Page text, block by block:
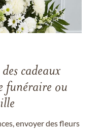
cadeaux
funéraire ou
envoyer des fleurs